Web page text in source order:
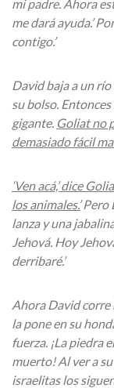
mi padre. Ahora
me dará ayuda.’
contigo.’
David baja a un río
su bolso.
gigante. Goliat no
demasiado fácil
‘Ven acá,’ dice
los animales.’Pero
lanza y una
Jehová. Hoy
derribaré.’
Ahora David corre
la pone en su
fuerza. ¡La piedra
muerto! Al ver a
israelitas los